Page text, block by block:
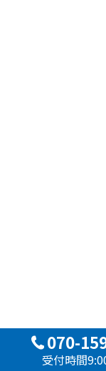
070-
受付時間